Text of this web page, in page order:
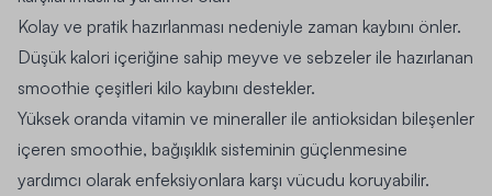
Kolay ve pratik hazırlanması nedeniyle zaman kaybını önler.
Düşük kalori içeriğine sahip meyve ve sebzeler ile hazırlanan
smoothie çeşitleri kilo kaybını destekler.
Yüksek oranda vitamin ve mineraller ile antioksidan bileşenler
içeren smoothie, bağışıklık sisteminin güçlenmesine
yardımcı olarak enfeksiyonlara karşı vücudu koruyabilir.